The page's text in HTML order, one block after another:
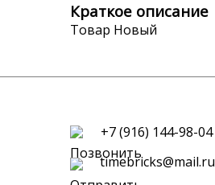
Краткое описание
Товар Новый
+7 (916) 144-98-04
timebricks@mail.ru